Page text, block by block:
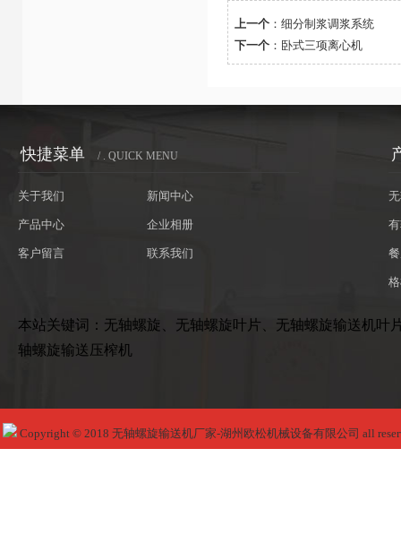
上一个 ： 细分制浆调浆系统
下一个 ： 卧式三项离心机
快捷菜单 / . QUICK MENU
关于我们 新闻中心
产品中心 企业相册
客户留言 联系我们
本站关键词：无轴螺旋、无轴螺旋叶片、无轴螺旋输送机
轴螺旋输送压榨机
Copyright © 2018 无轴螺旋输送机厂家-湖州欧松机械设备有限公司 all